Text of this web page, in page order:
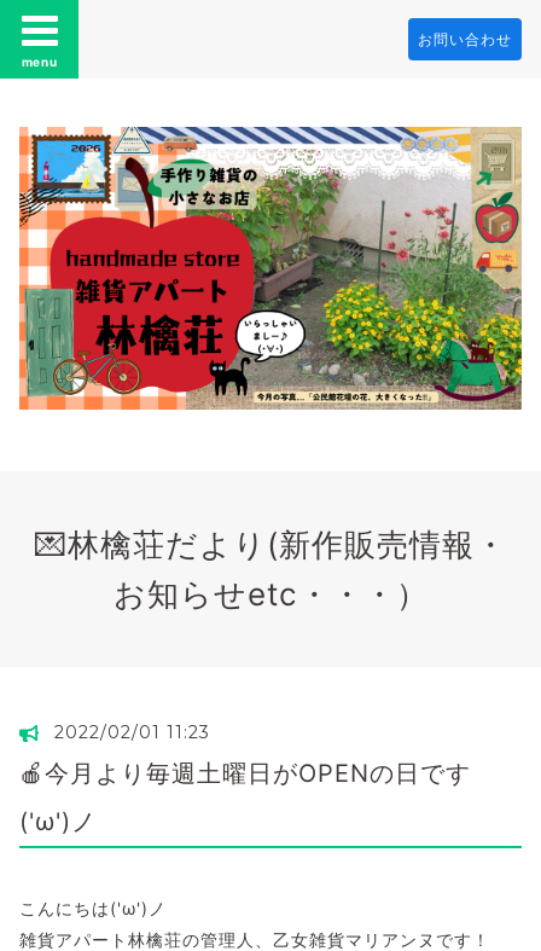
menu
お問い合わせ
💌林檎荘だより(新作販売情報・
お知らせetc・・・）
2022/02/01 11:23
🍎今月より毎週土曜日がOPENの日です
('ω')ノ
こんにちは('ω')ノ
雑貨アパート林檎荘の管理人、乙女雑貨マリアンヌです！